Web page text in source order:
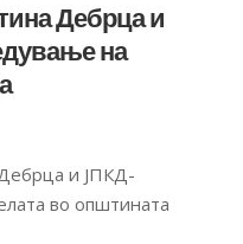
Дебрца и
на